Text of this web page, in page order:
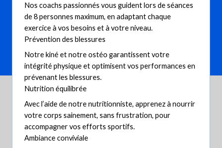
Nos coachs passionnés vous guident lors de séances
de 8 personnes maximum, en adaptant chaque
exercice à vos besoins et à votre niveau.
Prévention des blessures
Notre kiné et notre ostéo garantissent votre
intégrité physique et optimisent vos performances en
prévenant les blessures.
Nutrition équilibrée
Avec l’aide de notre nutritionniste, apprenez à nourrir
votre corps sainement, sans frustration, pour
accompagner vos efforts sportifs.
Ambiance conviviale